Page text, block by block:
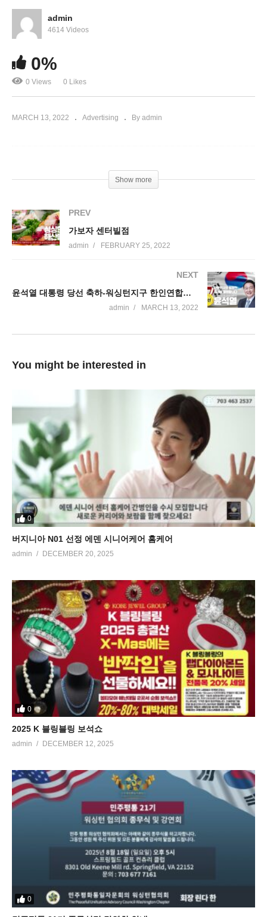
건강마을 센터빌점오픈
admin
4614 Videos
0%
0 Views 0 Likes
MARCH 13, 2022 Advertising By admin
Show more
PREV
가보자 센터빌점
admin FEBRUARY 25, 2022
NEXT
윤석열 대통령 당선 축하-워싱턴지구 한인연합회,버지니아 한인회, 메릴랜드 총한인회
admin MARCH 13, 2022
You might be interested in
0
버지니아 N01 선정 에덴 시니어케어 홈케어
admin DECEMBER 20, 2025
0
2025 K 블링블링 보석쇼
admin DECEMBER 12, 2025
0